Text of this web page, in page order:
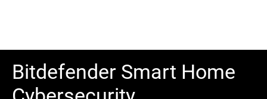
Bitdefender Smart Home